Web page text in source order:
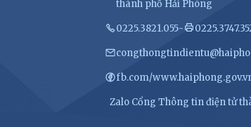
thành phố Hải Phòng
0225.3821.055-
fb.com/
Zalo Cổng Thông tin điện tử